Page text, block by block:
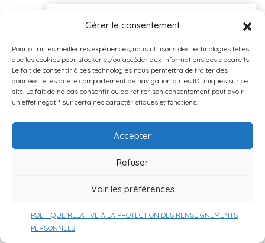
Gérer le consentement
Pour offrir les meilleures expériences, nous utilisons des technologies telles
que les cookies pour stocker et/ou accéder aux informations des appareils.
Le fait de consentir à ces technologies nous permettra de traiter des
données telles que le comportement de navigation ou les ID uniques sur ce
site. Le fait de ne pas consentir ou de retirer son consentement peut avoir
un effet négatif sur certaines caractéristiques et fonctions.
Accepter
Refuser
Voir les préférences
POLITIQUE RELATIVE À LA PROTECTION DES RENSEIGNEMENTS
PERSONNELS
Alquerfeed Antitox